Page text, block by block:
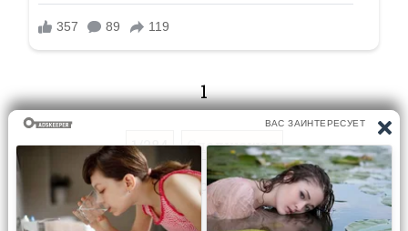
1
1/284 Следующая
Перейти на страницу: